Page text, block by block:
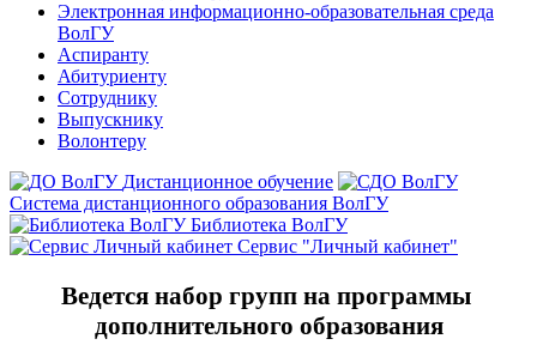
Электронная информационно-образовательная среда
ВолГУ
Аспиранту
Абитуриенту
Сотруднику
Выпускнику
Волонтеру
Дистанционное обучение
Система дистанционного образования ВолГУ
Библиотека ВолГУ
Сервис "Личный кабинет"
Ведется набор групп на программы
дополнительного образования